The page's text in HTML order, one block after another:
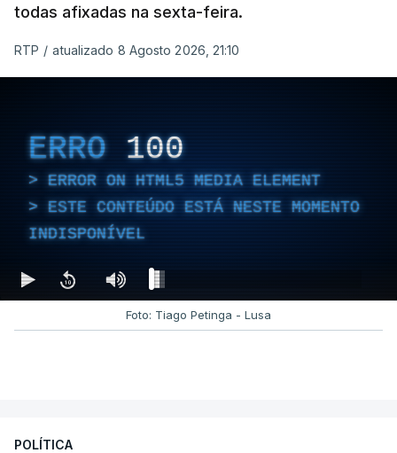
todas afixadas na sexta-feira.
RTP / atualizado 8 Agosto 2026, 21:10
ERRO 100
ERROR ON HTML5 MEDIA ELEMENT
ESTE CONTEÚDO ESTÁ NESTE MOMENTO
INDISPONÍVEL
Foto: Tiago Petinga - Lusa
POLÍTICA